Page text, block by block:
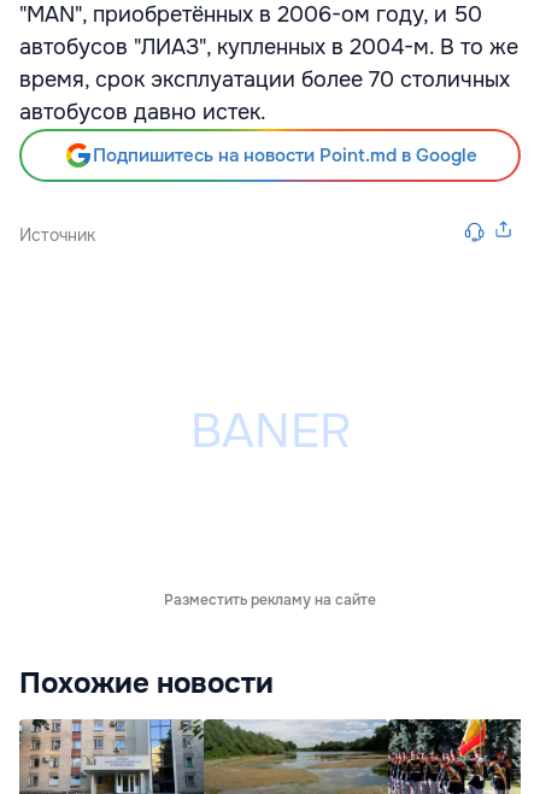
"MAN", приобретённых в 2006-ом году, и 50
автобусов "ЛИАЗ", купленных в 2004-м. В то же
время, срок эксплуатации более 70 столичных
автобусов давно истек.
Подпишитесь на новости Point.md в Google
Источник
Разместить рекламу на сайте
Похожие новости